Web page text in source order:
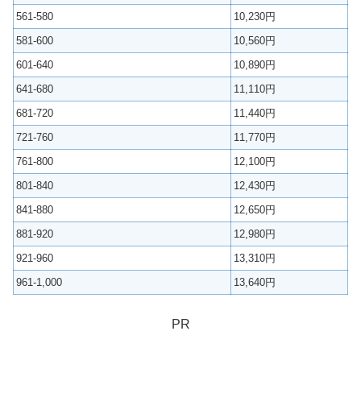
561-580
10,230円
581-600
10,560円
601-640
10,890円
641-680
11,110円
681-720
11,440円
721-760
11,770円
761-800
12,100円
801-840
12,430円
841-880
12,650円
881-920
12,980円
921-960
13,310円
961-1,000
13,640円
PR